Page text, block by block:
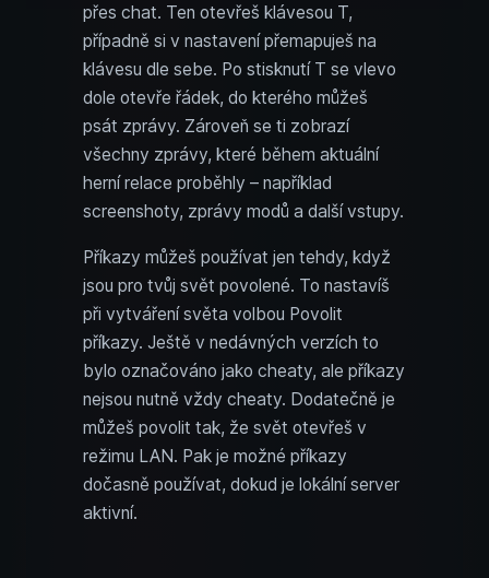
přes chat. Ten otevřeš klávesou T,
případně si v nastavení přemapuješ na
klávesu dle sebe. Po stisknutí T se vlevo
dole otevře řádek, do kterého můžeš
psát zprávy. Zároveň se ti zobrazí
všechny zprávy, které během aktuální
herní relace proběhly – například
screenshoty, zprávy modů a další vstupy.
Příkazy můžeš používat jen tehdy, když
jsou pro tvůj svět povolené. To nastavíš
při vytváření světa volbou Povolit
příkazy. Ještě v nedávných verzích to
bylo označováno jako cheaty, ale příkazy
nejsou nutně vždy cheaty. Dodatečně je
můžeš povolit tak, že svět otevřeš v
režimu LAN. Pak je možné příkazy
dočasně používat, dokud je lokální server
aktivní.